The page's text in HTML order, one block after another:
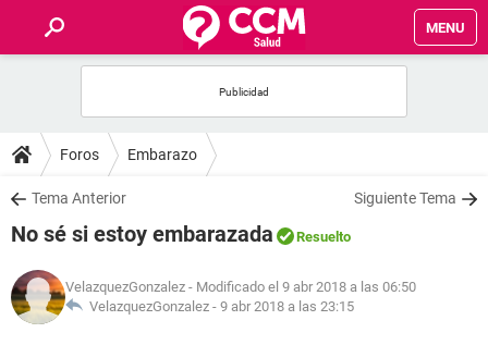
MENU
FOROS
SALUD
NUTRICIÓN
Foros Embarazo
Tema Anterior Siguiente Tema
No sé si estoy embarazada Resuelto
VelazquezGonzalez - Modificado el 9 abr 2018 a las 06:50
VelazquezGonzalez - 9 abr 2018 a las 23:15